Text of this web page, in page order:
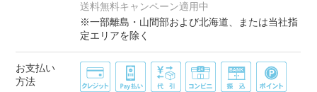
送料無料キャンペーン適用中
※一部離島・山間部および北海道、または当社指
定エリアを除く
お支払い
方法